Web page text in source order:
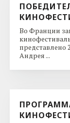
Во Франции
представлено
Андрея ...